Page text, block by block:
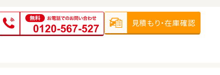
見積もり・在庫確認